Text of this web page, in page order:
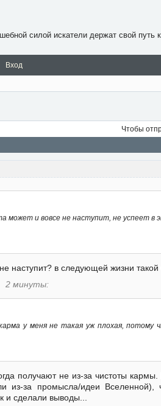
силой искатели держат свой путь
Вход
Чтобы
может и вовсе не наступит, не успеет в
наступит? в следующей жизни такой
2 минуты:
у меня не такая уж плохая, потому
получают не из-за чистоты
из-за промысла/идеи
и сделали выводы...